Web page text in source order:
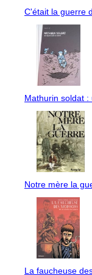
C'était la guerre
Mathurin soldat :
Notre mère la
La faucheuse